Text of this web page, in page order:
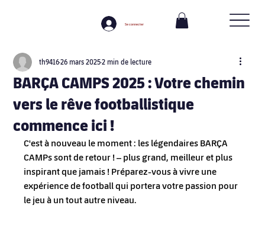
Se connecter
BARÇA CAMPS 2025 : Votre chemin
vers le rêve footballistique
commence ici !
th941626 mars 20252 min de lecture
C'est à nouveau le moment : les légendaires BARÇA
CAMPs sont de retour ! – plus grand, meilleur et plus
inspirant que jamais ! Préparez-vous à vivre une
expérience de football qui portera votre passion pour
le jeu à un tout autre niveau.